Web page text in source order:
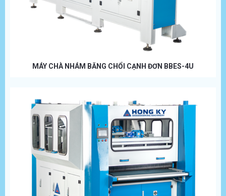
MÁY CHÀ NHÁM BĂNG CHỔI CẠNH ĐƠN BBES-4U